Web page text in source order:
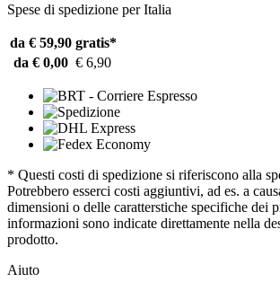
Spese di spedizione per Italia
da € 59,90 gratis*
da € 0,00 € 6,90
* Questi costi di spedizione si riferiscono alla
Potrebbero esserci costi aggiuntivi, ad es. a
dimensioni o delle caratterstiche specifiche dei
informazioni sono indicate direttamente nella
prodotto.
Aiuto